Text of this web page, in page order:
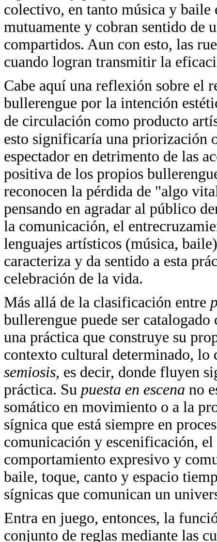
colectivo, en tanto música y baile
mutuamente y cobran sentido de
compartidos. Aun con esto, las
cuando logran transmitir la
Cabe aquí una reflexión sobre el
bullerengue por la intención
de circulación como producto
esto significaría una priorización
espectador en detrimento de las
positiva de los propios
reconocen la pérdida de "algo
pensando en agradar al público
la comunicación, el
lenguajes artísticos (música,
caracteriza y da sentido a esta
celebración de la vida.
Más allá de la clasificación entre
bullerengue puede ser
una práctica que construye su
contexto cultural determinado, lo
semiosis, es decir, donde fluyen
práctica. Su puesta en escena no
somático en movimiento o a la
sígnica que está siempre en
comunicación y escenificación,
comportamiento expresivo y
baile, toque, canto y espacio
sígnicas que comunican un
Entra en juego, entonces, la
conjunto de reglas mediante las